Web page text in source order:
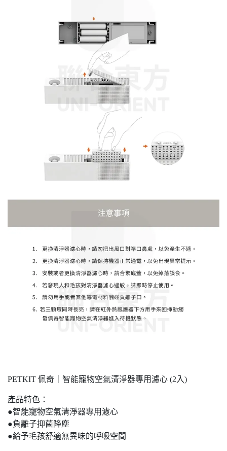
PETKIT 佩奇｜智能寵物空氣清淨器專用濾心 (2入)
產品特色：
●智能寵物空氣清淨器專用濾心
●負離子抑菌降塵
●給予毛孩舒適無異味的呼吸空間